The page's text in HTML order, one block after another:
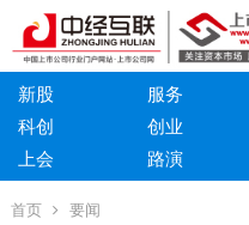
新股 服务
科创
创业
上会
路演
首页 要闻